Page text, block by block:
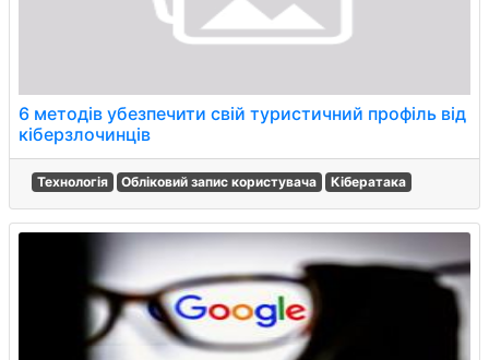
6 методів убезпечити свій туристичний профіль від
кіберзлочинців
Технологія Обліковий запис користувача Кібератака